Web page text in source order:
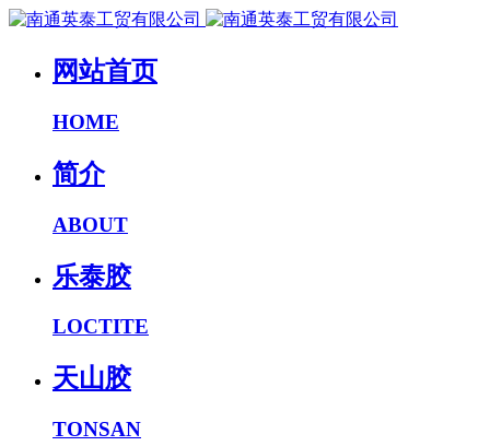
网站首页
HOME
简介
ABOUT
乐泰胶
LOCTITE
天山胶
TONSAN